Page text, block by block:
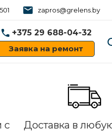
zapros@grelens.by
+375 29 688-04-32
Заявка на ремонт
с
Доставка в